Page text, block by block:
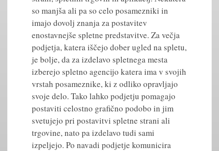
so manjša ali pa so celo posamezniki in
imajo dovolj znanja za postavitev
enostavnejše spletne predstavitve. Za večja
podjetja, katera iščejo dober ugled na spletu,
je bolje, da za izdelavo spletnega mesta
izberejo spletno agencijo katera ima v svojih
vrstah posameznike, ki z odliko opravljajo
svoje delo. Tako lahko podjetju pomagajo
postaviti celostno grafično podobo in jim
svetujejo pri postavitvi spletne strani ali
trgovine, nato pa izdelavo tudi sami
izpeljejo. Po navadi podjetje komunicira